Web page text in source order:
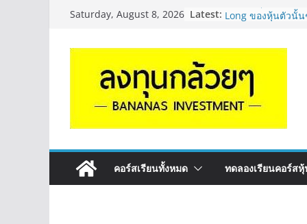
Saturday, August 8, 2026 Latest:
จะเลือกหุ้นแต่ละตัว
Long ของหุ้นตัวนั้
Hot Topic! อัปเดท
ตัวไหนเหมาะถือเ
EP.41
หุ้นซอสภูเขาทอง
หุ้นปันผลไหม? |
OSP vs CBG vs
ดี? | Q&A กล้วยๆ
คอร์สเรียนทั้งหมด ทดลองเรียนคอร์สหุ้